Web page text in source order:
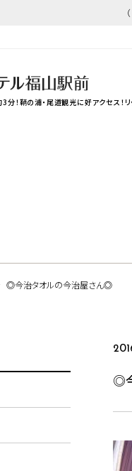
！鞆の浦・尾道観光に好アクセス！リ
◎今治タオルの今治屋さん◎
◎